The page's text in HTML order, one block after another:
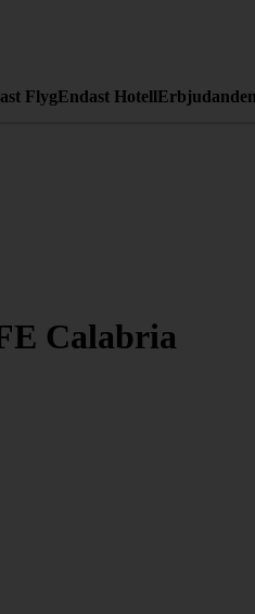
FlygEndast HotellErbjudanden
Calabria